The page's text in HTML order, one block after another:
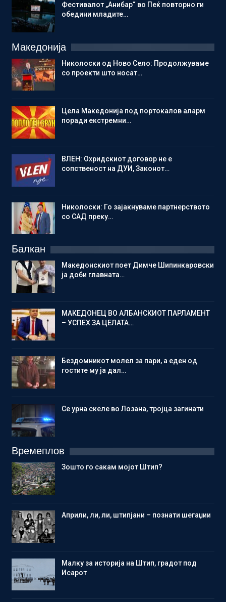
Фестивалот „Анибар“ во Пеќ повторно ги
обедини младите…
Македонија
Николоски од Ново Село: Продолжуваме
со проекти што носат…
Цела Македонија под портокалов аларм
поради екстремни…
ВЛЕН: Охридскиот договор не е
сопственост на ДУИ, Законот…
Николоски: Го зајакнуваме партнерството
со САД преку…
Балкан
Македонскиот поет Димче Шипинкаровски
ја доби главната…
МАКЕДОНЕЦ ВО АЛБАНСКИОТ ПАРЛАМЕНТ
– УСПЕХ ЗА ЦЕЛАТА…
Бездомникот молел за пари, а еден од
гостите му ја дал…
Се урна скеле во Лозана, тројца загинати
Времеплов
Зошто го сакам мојот Штип?
Aприли, ли, ли, штипјани – познати шегаџии
Малку за историја на Штип, градот под
Исарот